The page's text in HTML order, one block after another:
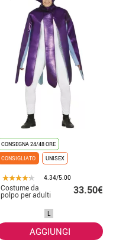
CONSEGNA 24/48 ORE
CONSIGLIATO
UNISEX
4.34/5.00
Costume da
polpo per adulti 33.50€
L
AGGIUNGI